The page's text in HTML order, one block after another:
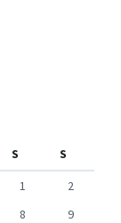
S
S
1
2
8
9